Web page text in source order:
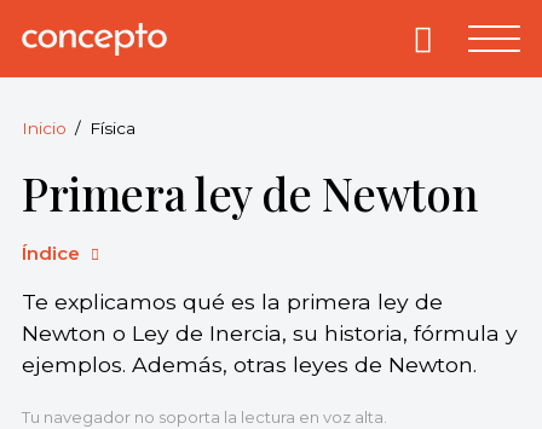
Concepto.
derechos
reservados.
Primary
Inicio Física
Primera ley de Newton
Índice
Te explicamos qué es la primera ley de
Newton o Ley de Inercia, su historia, fórmula y
ejemplos. Además, otras leyes de Newton.
Tu navegador no soporta la lectura en voz alta.